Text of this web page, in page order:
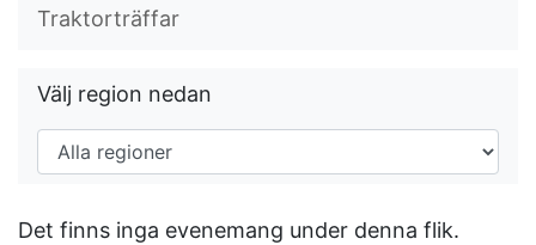
Traktorträffar
Välj region nedan
Det finns inga evenemang under denna flik.